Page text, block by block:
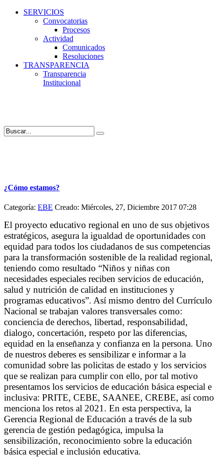
SERVICIOS
Convocatorias
Procesos
Actividad
Comunicados
Resoluciones
TRANSPARENCIA
Transparencia
Institucional
¿Cómo estamos?
Categoría: EBE Creado: Miércoles, 27, Diciembre 2017 07:28
El proyecto educativo regional en uno de sus objetivos
estratégicos, asegura la igualdad de oportunidades con
equidad para todos los ciudadanos de sus competencias
para la transformación sostenible de la realidad regional,
teniendo como resultado “Niños y niñas con
necesidades especiales reciben servicios de educación,
salud y nutrición de calidad en instituciones y
programas educativos”. Así mismo dentro del Currículo
Nacional se trabajan valores transversales como:
conciencia de derechos, libertad, responsabilidad,
dialogo, concertación, respeto por las diferencias,
equidad en la enseñanza y confianza en la persona. Uno
de nuestros deberes es sensibilizar e informar a la
comunidad sobre las policitas de estado y los servicios
que se realizan para cumplir con ello, por tal motivo
presentamos los servicios de educación básica especial e
inclusiva: PRITE, CEBE, SAANEE, CREBE, así como
menciona los retos al 2021. En esta perspectiva, la
Gerencia Regional de Educación a través de la sub
gerencia de gestión pedagógica, impulsa la
sensibilización, reconocimiento sobre la educación
básica especial e inclusión educativa.